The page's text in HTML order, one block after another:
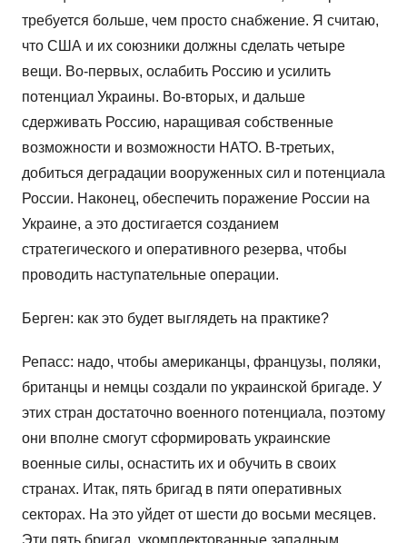
требуется больше, чем просто снабжение. Я считаю,
что США и их союзники должны сделать четыре
вещи. Во-первых, ослабить Россию и усилить
потенциал Украины. Во-вторых, и дальше
сдерживать Россию, наращивая собственные
возможности и возможности НАТО. В-третьих,
добиться деградации вооруженных сил и потенциала
России. Наконец, обеспечить поражение России на
Украине, а это достигается созданием
стратегического и оперативного резерва, чтобы
проводить наступательные операции.
Берген: как это будет выглядеть на практике?
Репасс: надо, чтобы американцы, французы, поляки,
британцы и немцы создали по украинской бригаде. У
этих стран достаточно военного потенциала, поэтому
они вполне смогут сформировать украинские
военные силы, оснастить их и обучить в своих
странах. Итак, пять бригад в пяти оперативных
секторах. На это уйдет от шести до восьми месяцев.
Эти пять бригад, укомплектованные западным